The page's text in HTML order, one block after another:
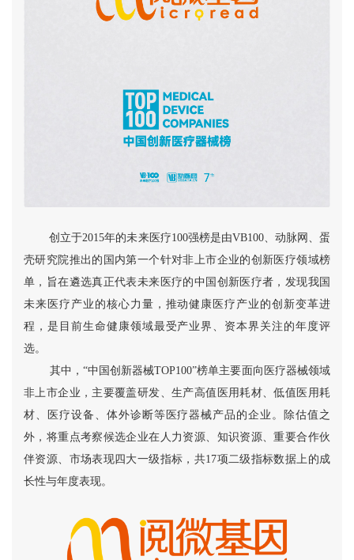
创立于2015年的未来医疗100强榜是由VB100、动脉网、蛋
壳研究院推出的国内第一个针对非上市企业的创新医疗领域榜
单，旨在遴选真正代表未来医疗的中国创新医疗者，发现我国
未来医疗产业的核心力量，推动健康医疗产业的创新变革进
程，是目前生命健康领域最受产业界、资本界关注的年度评
选。
其中，“中国创新器械TOP100”榜单主要面向医疗器械领域
非上市企业，主要覆盖研发、生产高值医用耗材、低值医用耗
材、医疗设备、体外诊断等医疗器械产品的企业。除估值之
外，将重点考察候选企业在人力资源、知识资源、重要合作伙
伴资源、市场表现四大一级指标，共17项二级指标数据上的成
长性与年度表现。